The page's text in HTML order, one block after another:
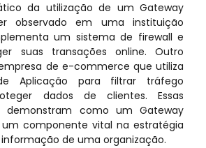
da utilização de um Gateway
observado em uma instituição
um sistema de firewall e
suas transações online. Outro
de e-commerce que utiliza
Aplicação para filtrar tráfego
dados de clientes. Essas
demonstram como um Gateway
um componente vital na estratégia
de uma organização.